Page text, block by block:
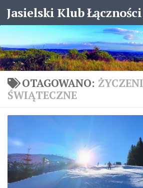
Skip to content
OTAGOWANO:
ŚWIĄTECZNE